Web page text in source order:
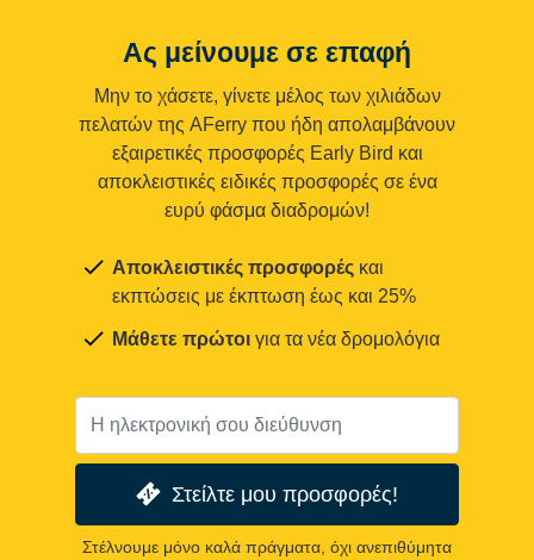
Ας μείνουμε σε επαφή
Μην το χάσετε, γίνετε μέλος των χιλιάδων
πελατών της AFerry που ήδη απολαμβάνουν
εξαιρετικές προσφορές Early Bird και
αποκλειστικές ειδικές προσφορές σε ένα
ευρύ φάσμα διαδρομών!
Αποκλειστικές προσφορές και
εκπτώσεις με έκπτωση έως και 25%
Μάθετε πρώτοι για τα νέα δρομολόγια
Στείλτε μου προσφορές!
Στέλνουμε μόνο καλά πράγματα, όχι ανεπιθύμητα